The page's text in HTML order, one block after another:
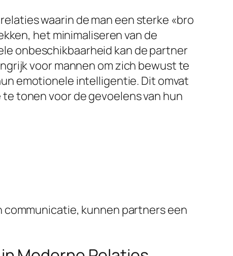
waarin de man een sterke «bro
het minimaliseren van de
onbeschikbaarheid kan de partner
voor mannen om zich bewust te
emotionele intelligentie. Dit omvat
tonen voor de gevoelens van hun
kunnen partners een